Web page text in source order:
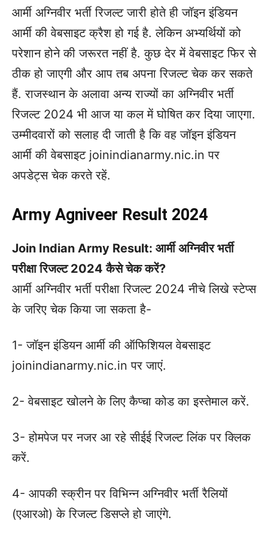
आर्मी अग्निवीर भर्ती रिजल्ट जारी होते ही जॉइन इंडियन
आर्मी की वेबसाइट क्रैश हो गई है. लेकिन अभ्यर्थियों को
परेशान होने की जरूरत नहीं है. कुछ देर में वेबसाइट फिर से
ठीक हो जाएगी और आप तब अपना रिजल्ट चेक कर सकते
हैं. राजस्थान के अलावा अन्य राज्यों का अग्निवीर भर्ती
रिजल्ट 2024 भी आज या कल में घोषित कर दिया जाएगा.
उम्मीदवारों को सलाह दी जाती है कि वह जॉइन इंडियन
आर्मी की वेबसाइट joinindianarmy.nic.in पर
अपडेट्स चेक करते रहें.
Army Agniveer Result 2024
Join Indian Army Result: आर्मी अग्निवीर भर्ती
परीक्षा रिजल्ट 2024 कैसे चेक करें?
आर्मी अग्निवीर भर्ती परीक्षा रिजल्ट 2024 नीचे लिखे स्टेप्स
के जरिए चेक किया जा सकता है-
1- जॉइन इंडियन आर्मी की ऑफिशियल वेबसाइट
joinindianarmy.nic.in पर जाएं.
2- वेबसाइट खोलने के लिए कैप्चा कोड का इस्तेमाल करें.
3- होमपेज पर नजर आ रहे सीईई रिजल्ट लिंक पर क्लिक
करें.
4- आपकी स्क्रीन पर विभिन्न अग्निवीर भर्ती रैलियों
(एआरओ) के रिजल्ट डिसप्ले हो जाएंगे.